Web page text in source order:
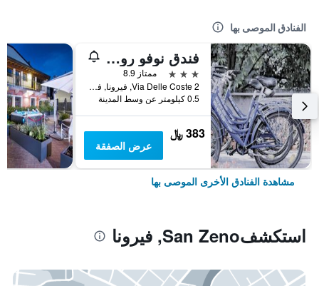
الفنادق الموصى بها
فندق نوفو روسي
3 نجوم
ممتاز 8.9
Via Delle Coste 2, فيرونا, فينيتو, إيطاليا
0.5 كيلومتر عن وسط المدينة
383 ﷼
عرض الصفقة
مشاهدة الفنادق الأخرى الموصى بها
استكشفSan Zeno, فيرونا